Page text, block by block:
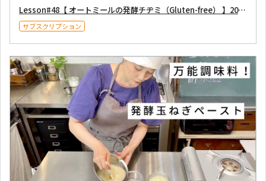
Lesson#48【 オートミールの発酵チヂミ（Gluten-free） 】2021年5月29日
サブスクリプション